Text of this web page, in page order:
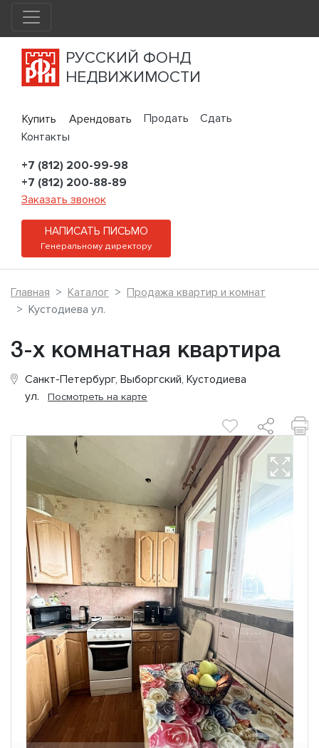
РУССКИЙ ФОНД
НЕДВИЖИМОСТИ
Купить Арендовать Продать
Сдать
Контакты
+7 (812) 200-99-98
+7 (812) 200-88-89
Заказать звонок
НАПИСАТЬ ПИСЬМО
Генеральному директору
Главная Каталог
Продажа квартир и комнат
Кустодиева ул.
3-х комнатная квартира
Санкт-Петербург, Выборгский, Кустодиева
ул. Посмотреть на карте